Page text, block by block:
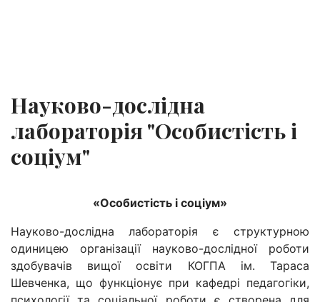
Науково-дослідна
лабораторія "Особистість і
соціум"
«Особистість і соціум»
Науково-дослідна лабораторія є структурною
одиницею організації науково-дослідної роботи
здобувачів вищої освіти КОГПА ім. Тараса
Шевченка, що функціонує при кафедрі педагогіки,